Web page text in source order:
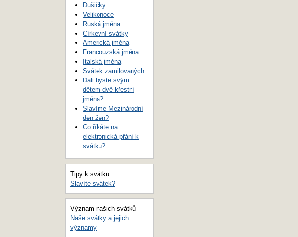
Dušičky
Velikonoce
Ruská jména
Církevní svátky
Americká jména
Francouzská jména
Italská jména
Svátek zamilovaných
Dali byste svým
dětem dvě křestní
jména?
Slavíme Mezinárodní
den žen?
Co říkáte na
elektronická přání k
svátku?
Tipy k svátku
Slavíte svátek?
Význam našich svátků
Naše svátky a jejich
významy